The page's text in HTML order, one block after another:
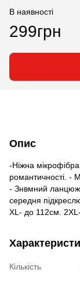
В наявності
299грн
Опис
-Ніжна
романтичності. -
- Знвмний
середня
XL- до 112см.
Кількість